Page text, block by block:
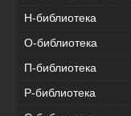
Н-библиотека
О-библиотека
П-библиотека
Р-библиотека